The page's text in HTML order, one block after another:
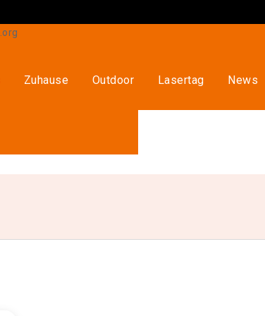
Zuhause Outdoor Lasertag News